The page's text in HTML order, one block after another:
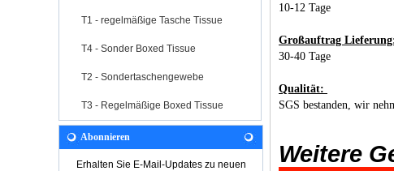
T1 - regelmäßige Tasche Tissue
T4 - Sonder Boxed Tissue
T2 - Sondertaschengewebe
T3 - Regelmäßige Boxed Tissue
Abonnieren
Erhalten Sie E-Mail-Updates zu neuen
10-12 Tage
Großauftrag
30-40 Tage
Qualität:
SGS bestanden, wir
Weitere